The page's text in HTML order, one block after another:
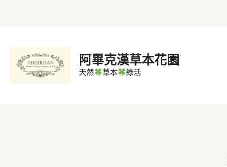
阿畢克漢草本花園
天然 草本 綠活